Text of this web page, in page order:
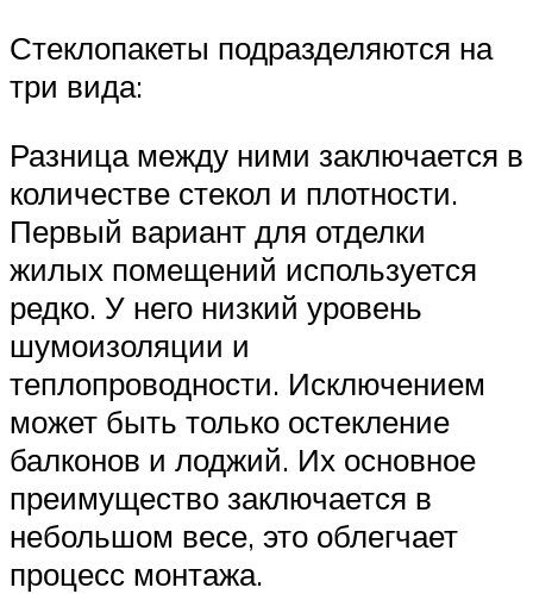
Стеклопакеты подразделяются на
три вида:
Разница между ними заключается в
количестве стекол и плотности.
Первый вариант для отделки
жилых помещений используется
редко. У него низкий уровень
шумоизоляции и
теплопроводности. Исключением
может быть только остекление
балконов и лоджий. Их основное
преимущество заключается в
небольшом весе, это облегчает
процесс монтажа.